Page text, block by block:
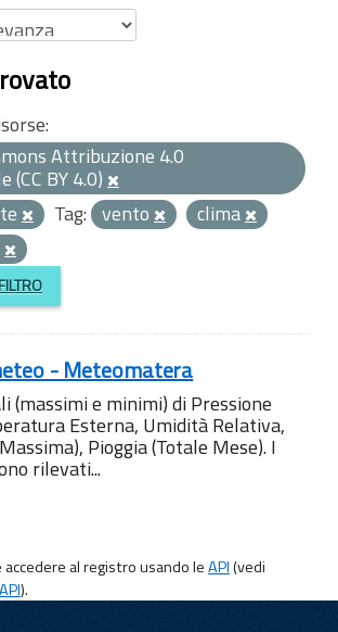
Attribuzione 4.0
BY 4.0)
Tag: vento
clima
- Meteomatera
(massimi e minimi) di Pressione
Esterna, Umidità Relativa,
Pioggia (Totale Mese). I
rilevati...
al registro usando leAPI(vedi
).